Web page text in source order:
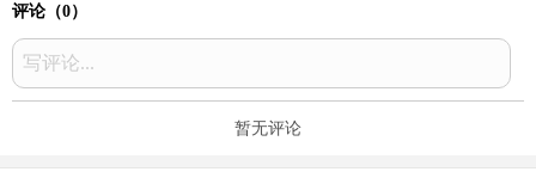
评论（0）
写评论...
暂无评论